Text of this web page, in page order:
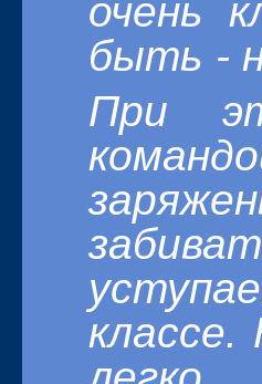
очень
быть -
При